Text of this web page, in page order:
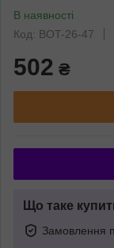
В наявності
Код: BOT-26-47
502 ₴
Що таке
Замовлення